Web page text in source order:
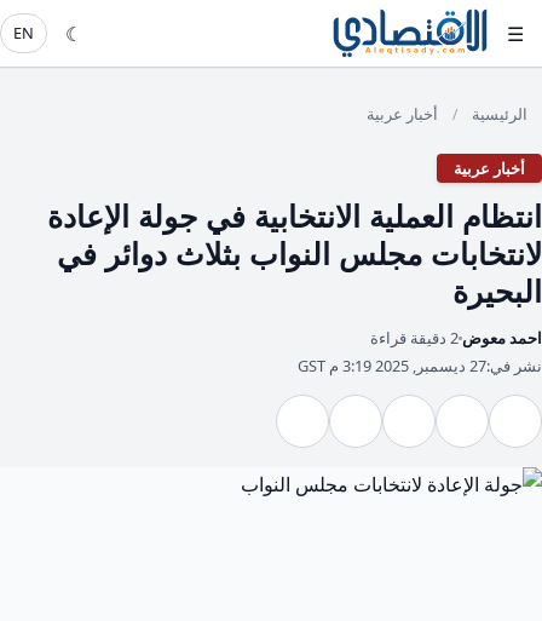
☰
☾
EN
الرئيسية / أخبار عربية
أخبار عربية
انتظام العملية الانتخابية في جولة الإعادة
لانتخابات مجلس النواب بثلاث دوائر في
البحيرة
احمد معوض 2 دقيقة قراءة
نشر في:27 ديسمبر, 2025 3:19 م GST